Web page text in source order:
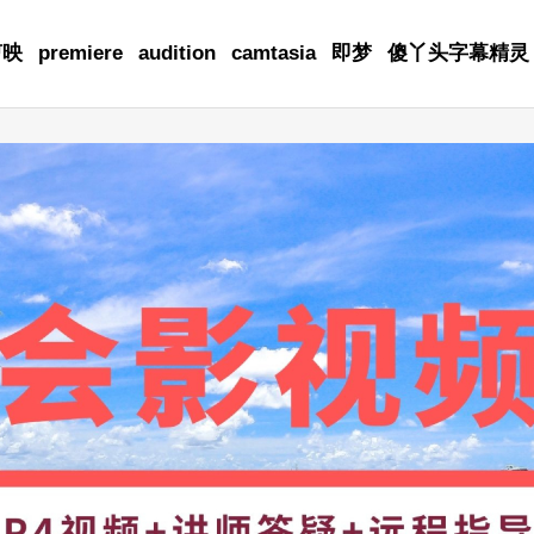
premiere audition camtasia 即梦 傻丫头字幕精灵